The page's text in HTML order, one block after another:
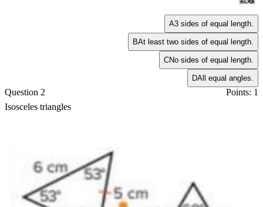
A3 sides of equal length.
BAt least two sides of equal length.
CNo sides of equal length.
DAll equal angles.
Question 2
Points: 1
Isosceles triangles